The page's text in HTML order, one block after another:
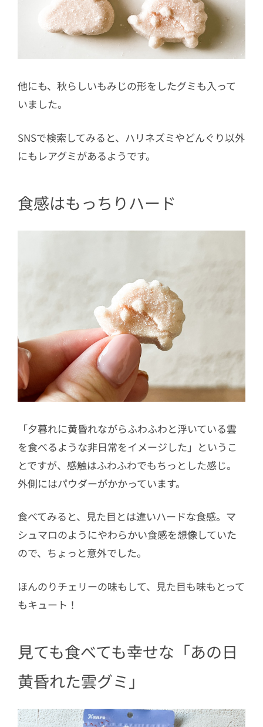
他にも、秋らしいもみじの形をしたグミも入って
いました。
SNSで検索してみると、ハリネズミやどんぐり以外
にもレアグミがあるようです。
食感はもっちりハード
「夕暮れに黄昏れながらふわふわと浮いている雲
を食べるような非日常をイメージした」というこ
とですが、感触はふわふわでもちっとした感じ。
外側にはパウダーがかかっています。
食べてみると、見た目とは違いハードな食感。マ
シュマロのようにやわらかい食感を想像していた
ので、ちょっと意外でした。
ほんのりチェリーの味もして、見た目も味もとって
もキュート！
見ても食べても幸せな「あの日
黄昏れた雲グミ」